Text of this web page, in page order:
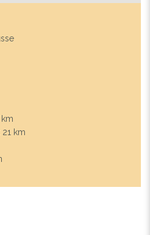
21 km